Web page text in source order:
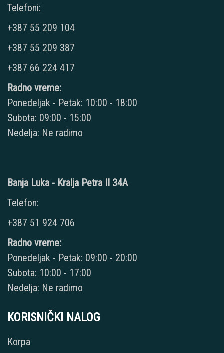
Telefoni:
+387 55 209 104
+387 55 209 387
+387 66 224 417
Radno vreme:
Ponedeljak - Petak: 10:00 - 18:00
Subota: 09:00 - 15:00
Nedelja: Ne radimo
Banja Luka - Kralja Petra II 34A
Telefon:
+387 51 924 706
Radno vreme:
Ponedeljak - Petak: 09:00 - 20:00
Subota: 10:00 - 17:00
Nedelja: Ne radimo
KORISNIČKI NALOG
Korpa